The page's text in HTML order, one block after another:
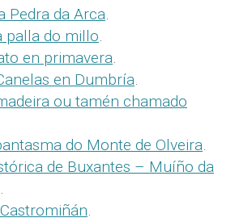
Pedra da Arca.
palla do millo.
en primavera.
en Dumbría.
ou tamén chamado
do Monte de Olveira.
de Buxantes – Muíño da
.
.